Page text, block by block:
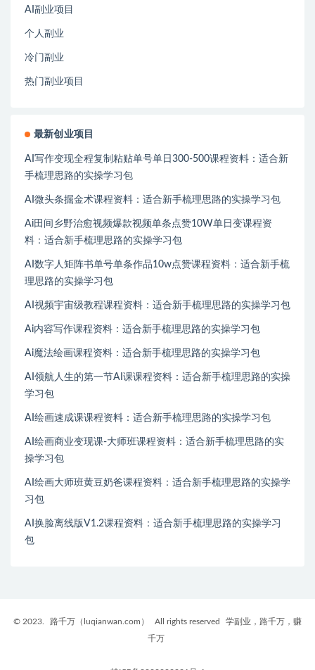
AI副业项目
个人副业
冷门副业
热门副业项目
最新创业项目
AI写作变现全程复制粘贴单号单日300-500课程资料：适合新
手梳理思路的实操学习包
AI微头条掘金术课程资料：适合新手梳理思路的实操学习包
Ai田间乡野治愈视频爆款视频单条点赞10W单日变课程资
料：适合新手梳理思路的实操学习包
AI数字人矩阵书单号单条作品10w点赞课程资料：适合新手梳
理思路的实操学习包
AI视频宇宙级教程课程资料：适合新手梳理思路的实操学习包
Ai内容写作课程资料：适合新手梳理思路的实操学习包
Ai魔法绘画课程资料：适合新手梳理思路的实操学习包
AI领航人生的第一节AI课课程资料：适合新手梳理思路的实操
学习包
AI绘画速成课课程资料：适合新手梳理思路的实操学习包
AI绘画商业变现课-大师班课程资料：适合新手梳理思路的实
操学习包
AI绘画大师班黄豆奶爸课程资料：适合新手梳理思路的实操学
习包
AI换脸离线版V1.2课程资料：适合新手梳理思路的实操学习
包
© 2023. 路千万（luqianwan.com） All rights reserved
学副业，路千万，赚
千万